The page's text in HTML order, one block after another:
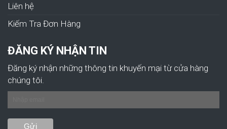
Liên hệ
Kiếm Tra Đơn Hàng
ĐĂNG KÝ NHẬN TIN
Đăng ký nhận những thông tin khuyến mại từ cửa hàng
chúng tôi.